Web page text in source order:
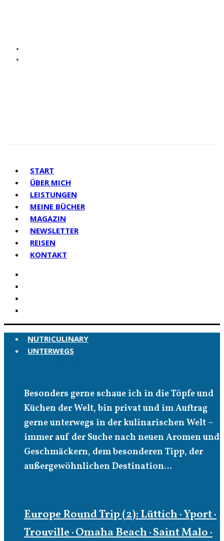
START
ÜBER MICH
LEISTUNGEN
MEINE BÜCHER
MAGAZIN
NEWSLETTER
REISEN
KONTAKT
NUTRICULINARY
UNTERWEGS
Besonders gerne schaue ich in die Töpfe und
Küchen der Welt, bin privat und im Auftrag
gerne unterwegs in der kulinarischen Welt –
immer auf der Suche nach neuen Aromen und
Geschmäckern, dem besonderen Tipp, der
außergewöhnlichen Destination…
Europe Round Trip (2): Lüttich · Yport ·
Trouville · Omaha Beach · Saint Malo ·